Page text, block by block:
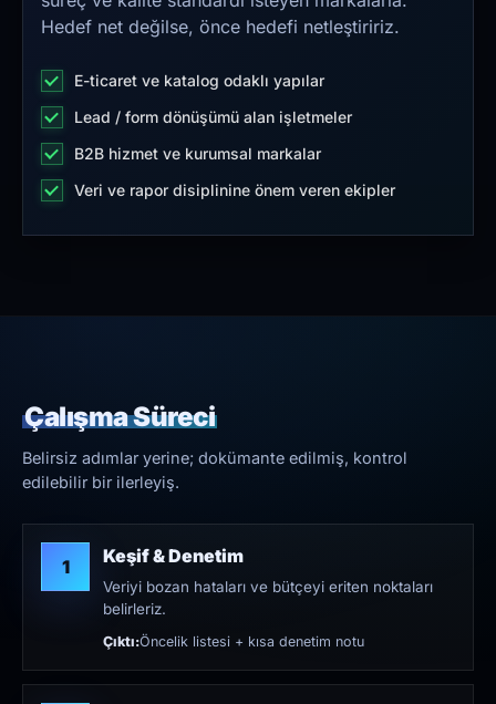
Hedef net değilse, önce hedefi netleştiririz.
E-ticaret ve katalog odaklı yapılar
Lead / form dönüşümü alan işletmeler
B2B hizmet ve kurumsal markalar
Veri ve rapor disiplinine önem veren ekipler
Çalışma Süreci
Belirsiz adımlar yerine; dokümante edilmiş, kontrol
edilebilir bir ilerleyiş.
1 Keşif & Denetim
Veriyi bozan hataları ve bütçeyi eriten noktaları
belirleriz.
Çıktı:Öncelik listesi + kısa denetim notu